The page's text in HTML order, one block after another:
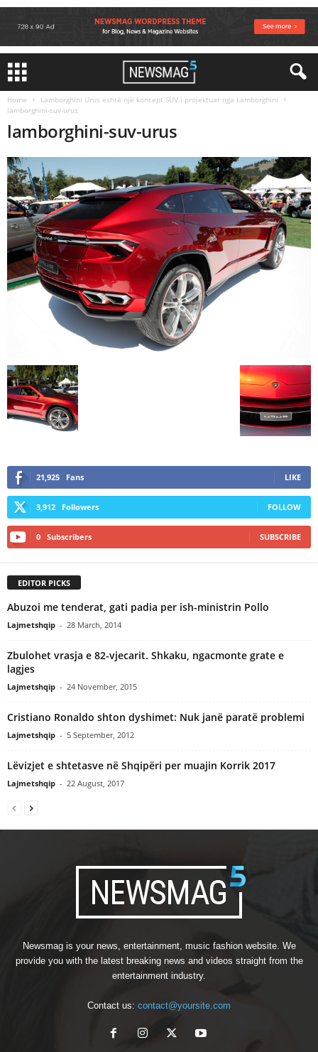
Home
Lamborghini Urus është një koncept SUV i projektuar nga Lamborghini
lamborghini-suv-urus
lamborghini-suv-urus
21,925 Fans LIKE
3,912 Followers FOLLOW
0 Subscribers SUBSCRIBE
EDITOR PICKS
Abuzoi me tenderat, gati padia per ish-ministrin Pollo
Lajmetshqip - 28 March, 2014
Zbulohet vrasja e 82-vjecarit. Shkaku, ngacmonte grate e
lagjes
Lajmetshqip - 24 November, 2015
Cristiano Ronaldo shton dyshimet: Nuk janë paratë problemi
Lajmetshqip - 5 September, 2012
Lëvizjet e shtetasve në Shqipëri per muajin Korrik 2017
Lajmetshqip - 22 August, 2017
Newsmag is your news, entertainment, music fashion website. We
provide you with the latest breaking news and videos straight from the
entertainment industry.
Contact us: contact@yoursite.com